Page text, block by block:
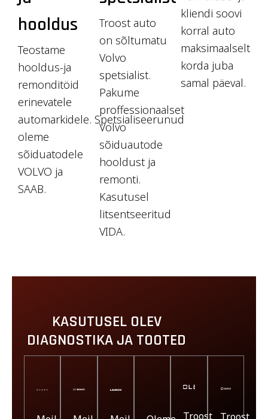
hooldus
Teostame
hooldus-ja
remonditöid
erinevatele
automarkidele. Spetsialiseerunud
oleme
sõiduatodele
VOLVO ja
SAAB.
Troost auto
on sõltumatu
Volvo
spetsialist.
Pakume
proffessionaalset
Volvo
sõiduautode
hooldust ja
remonti.
Kasutusel
litsentseeritud
VIDA.
kliendi soovi
korral auto
maksimaalselt
korda juba
samal päeval.
KASUTUSEL OLEV
DIAGNOSTIKA JA TOOTED
Troost